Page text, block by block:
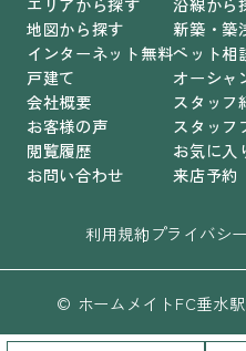
地図から探す
インターネット無料
戸建て
会社概要
お客様の声
閲覧履歴
お問い合わせ
新築・築
ペット相
オーシャ
スタッフ
スタッフ
お気に入
来店予約
利用規約プライバシ
© ホームメイトFC垂水